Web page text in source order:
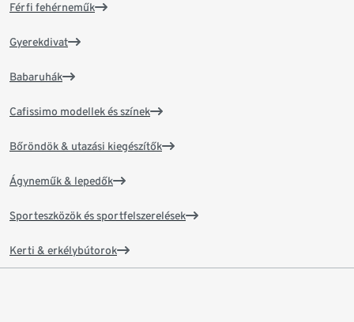
Férfi fehérneműk
Gyerekdivat
Babaruhák
Cafissimo modellek és színek
Bőröndök & utazási kiegészítők
Ágyneműk & lepedők
Sporteszközök és sportfelszerelések
Kerti & erkélybútorok